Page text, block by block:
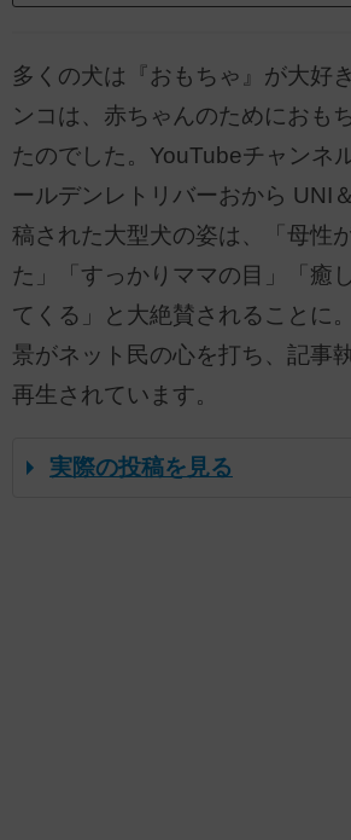
多くの犬は『おもちゃ』が大好
ンコは、赤ちゃんのためにおも
たのでした。YouTubeチャンネ
ールデンレトリバーおから UNI
稿された大型犬の姿は、「母性
た」「すっかりママの目」「癒
てくる」と大絶賛されることに
景がネット民の心を打ち、記事
再生されています。
実際の投稿を見る